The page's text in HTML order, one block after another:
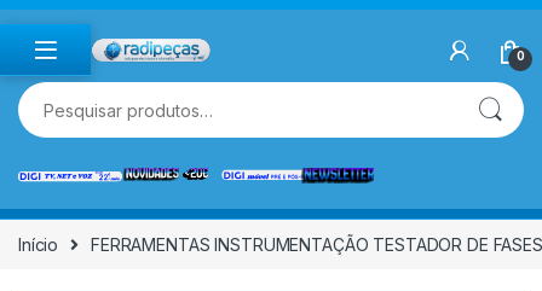
Skip to navigation
Skip to content
0
Pesquisar por:
Início FERRAMENTAS INSTRUMENTAÇÃO TESTADOR DE FASES